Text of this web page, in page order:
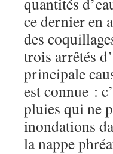
ce dernier en
des
trois arrêtés
principale
est connue :
pluies qui ne
inondations
la nappe